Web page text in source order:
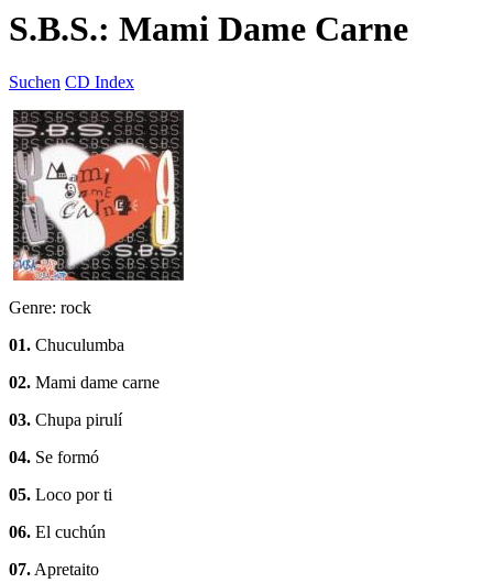
S.B.S.: Mami Dame Carne
Suchen CD Index
Genre: rock
01. Chuculumba
02. Mami dame carne
03. Chupa pirulí
04. Se formó
05. Loco por ti
06. El cuchún
07.Apretaito